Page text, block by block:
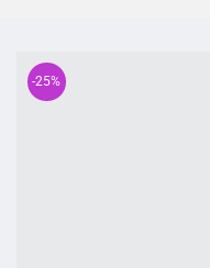
-25%